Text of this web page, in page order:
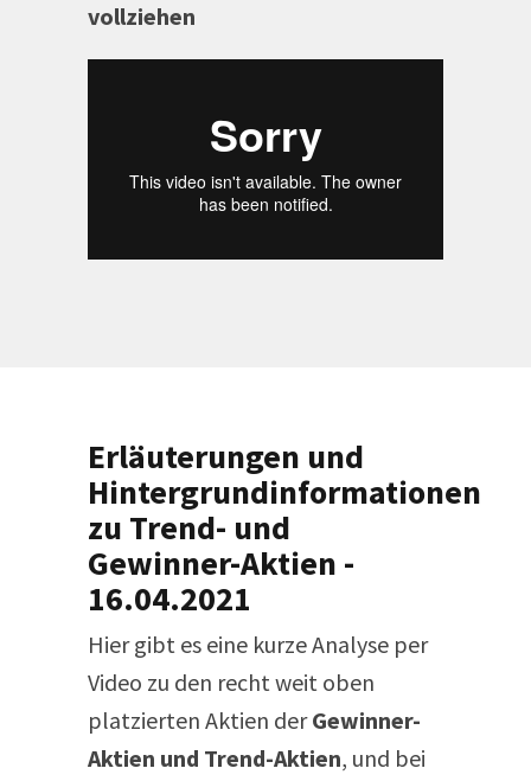
vollziehen
Erläuterungen und
Hintergrundinformationen
zu Trend- und
Gewinner-Aktien -
16.04.2021
Hier gibt es eine kurze Analyse per
Video zu den recht weit oben
platzierten Aktien derGewinner-
Aktien und Trend-Aktien, und bei